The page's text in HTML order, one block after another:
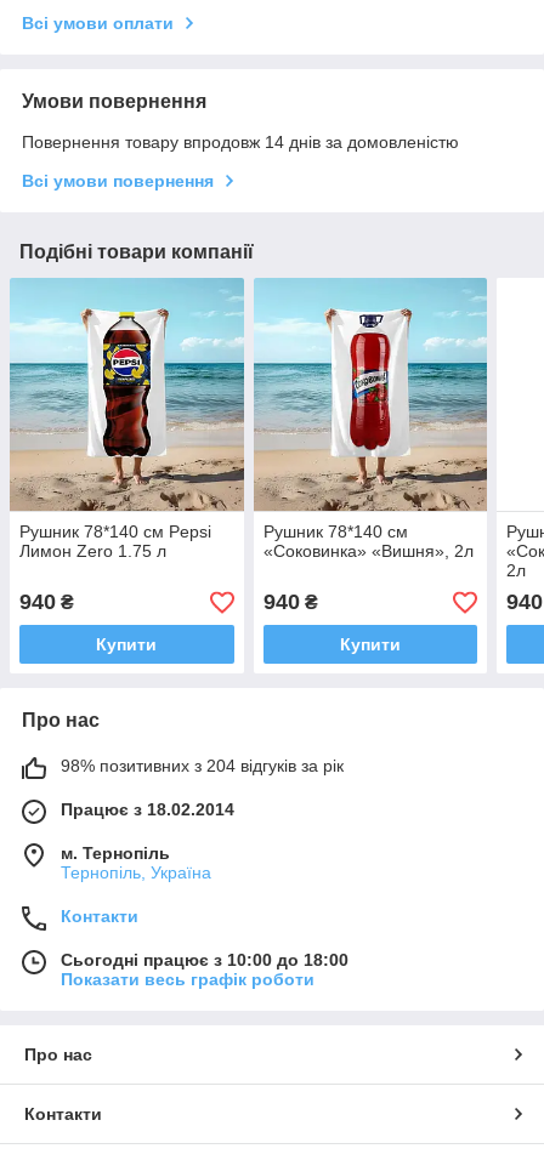
Всі умови оплати
Умови повернення
Повернення товару впродовж 14 днів за домовленістю
Всі умови повернення
Подібні товари компанії
Рушник 78*140 см Pepsi
Лимон Zero 1.75 л
940 ₴
Купити
Рушник 78*140 см
«Соковинка» «Вишня», 2л
940₴
Купити
2л
940
Про нас
98% позитивних з 204 відгуків за рік
Працює з 18.02.2014
м. Тернопіль
Тернопіль, Україна
Контакти
Сьогодні працює з 10:00 до 18:00
Показати весь графік роботи
Про нас
Контакти